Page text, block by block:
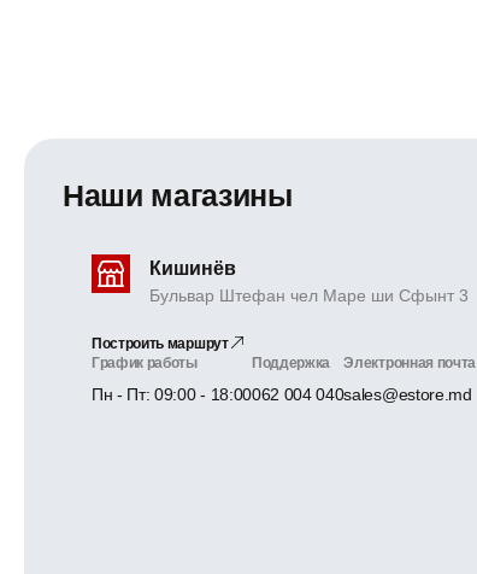
Наши магазины
Кишинёв
Бульвар Штефан чел Маре ши Сфынт 3
Построить маршрут
График работы
Пн - Пт: 09:00 - 18:00
Поддержка
062 004 040
Электронная почта
sales@estore.md